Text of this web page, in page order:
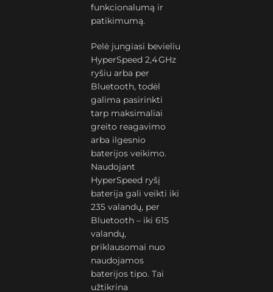
funkcionalumą ir
patikimumą.
Pelė jungiasi bevieliu
HyperSpeed 2,4 GHz
ryšiu arba per
Bluetooth, todėl
galima pasirinkti
tarp maksimaliai
greito reagavimo
arba ilgesnio
baterijos veikimo.
Naudojant
HyperSpeed ryšį
baterija gali veikti iki
235 valandų, per
Bluetooth – iki 615
valandų,
priklausomai nuo
naudojamos
baterijos tipo. Tai
užtikrina